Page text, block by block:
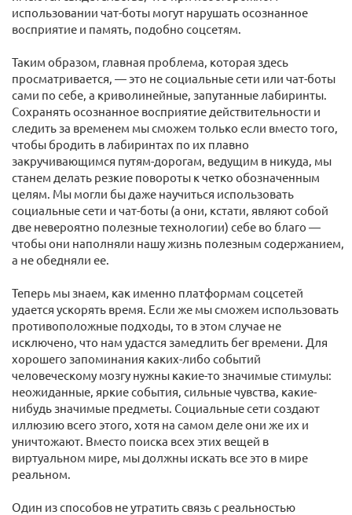
использовании чат-боты могут нарушать осознанное
восприятие и память, подобно соцсетям.
Таким образом, главная проблема, которая здесь
просматривается, — это не социальные сети или чат-боты
сами по себе, а криволинейные, запутанные лабиринты.
Сохранять осознанное восприятие действительности и
следить за временем мы сможем только если вместо того,
чтобы бродить в лабиринтах по их плавно
закручивающимся путям-дорогам, ведущим в никуда, мы
станем делать резкие повороты к четко обозначенным
целям. Мы могли бы даже научиться использовать
социальные сети и чат-боты (а они, кстати, являют собой
две невероятно полезные технологии) себе во благо —
чтобы они наполняли нашу жизнь полезным содержанием,
а не обедняли ее.
Теперь мы знаем, как именно платформам соцсетей
удается ускорять время. Если же мы сможем использовать
противоположные подходы, то в этом случае не
исключено, что нам удастся замедлить бег времени. Для
хорошего запоминания каких-либо событий
человеческому мозгу нужны какие-то значимые стимулы:
неожиданные, яркие события, сильные чувства, какие-
нибудь значимые предметы. Социальные сети создают
иллюзию всего этого, хотя на самом деле они же их и
уничтожают. Вместо поиска всех этих вещей в
виртуальном мире, мы должны искать все это в мире
реальном.
Один из способов не утратить связь с реальностью